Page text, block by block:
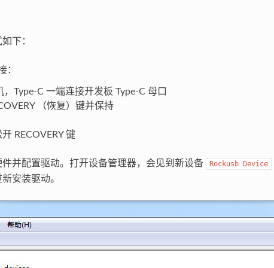
下：
：
，Type-C 一端连接开发板 Type-C 母口
（恢复）键并保持
RECOVERY 键
并配置驱动。打开设备管理器，会见到新设备 Rockusb Device
安装驱动。